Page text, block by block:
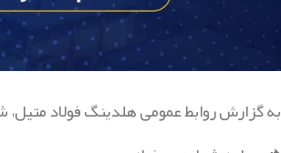
به گزارش روابط عمومی هلدینگ فولاد متیل، شماره ۱۴۲۹ خبرنامه فولاد